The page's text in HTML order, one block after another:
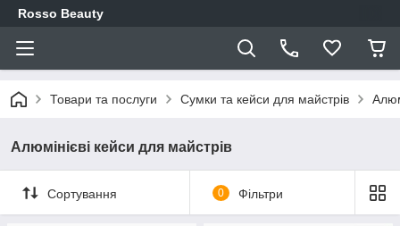
Rosso Beauty
Товари та послуги Сумки та кейси для майстрів
Алюмінієві кейси для майстрів
Сортування 0 Фільтри